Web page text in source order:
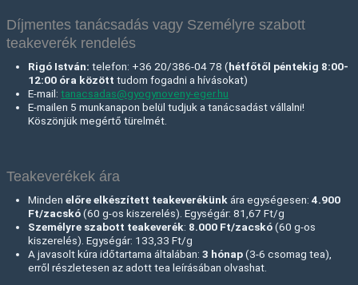
Díjmentes tanácsadás vagy Személyre szabott
teakeverék rendelés
Rigó István:telefon: +36 20/386-04 78 (hétfőtől péntekig 8:00-
12:00 óra között tudom fogadni a hívásokat)
E-mail:tanacsadas@gyogynoveny-eger.hu
E-mailen 5 munkanapon belül tudjuk a tanácsadást vállalni!
Köszönjük megértő türelmét.
Teakeverékek ára
Mindenelőre elkészített teakeverékünk ára egységesen:4.900
Ft/zacskó(60 g-os kiszerelés). Egységár: 81,67 Ft/g
Személyre szabott teakeverék: 8.000 Ft/zacskó(60 g-os
kiszerelés). Egységár: 133,33 Ft/g
A javasolt kúra időtartama általában: 3 hónap(3-6 csomag tea),
erről részletesen az adott tea leírásában olvashat.